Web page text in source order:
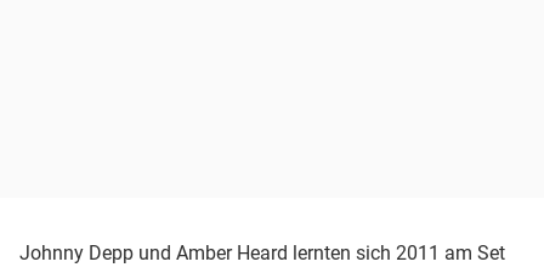
Johnny Depp und Amber Heard lernten sich 2011 am Set